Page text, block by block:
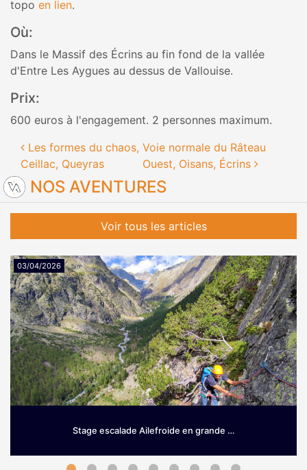
topo en lien.
Où:
Dans le Massif des Écrins au fin fond de la vallée
d'Entre Les Aygues au dessus de Vallouise.
Prix:
600 euros à l'engagement. 2 personnes maximum.
Navigation des articles
Les formes du chaos,
Ceillac, Queyras
Voie normale du Râteau
Ouest, Oisans, Écrins
NOS AVENTURES
Voir tous les articles
Stage escalade Ailefroide en grande …
03/04/2026